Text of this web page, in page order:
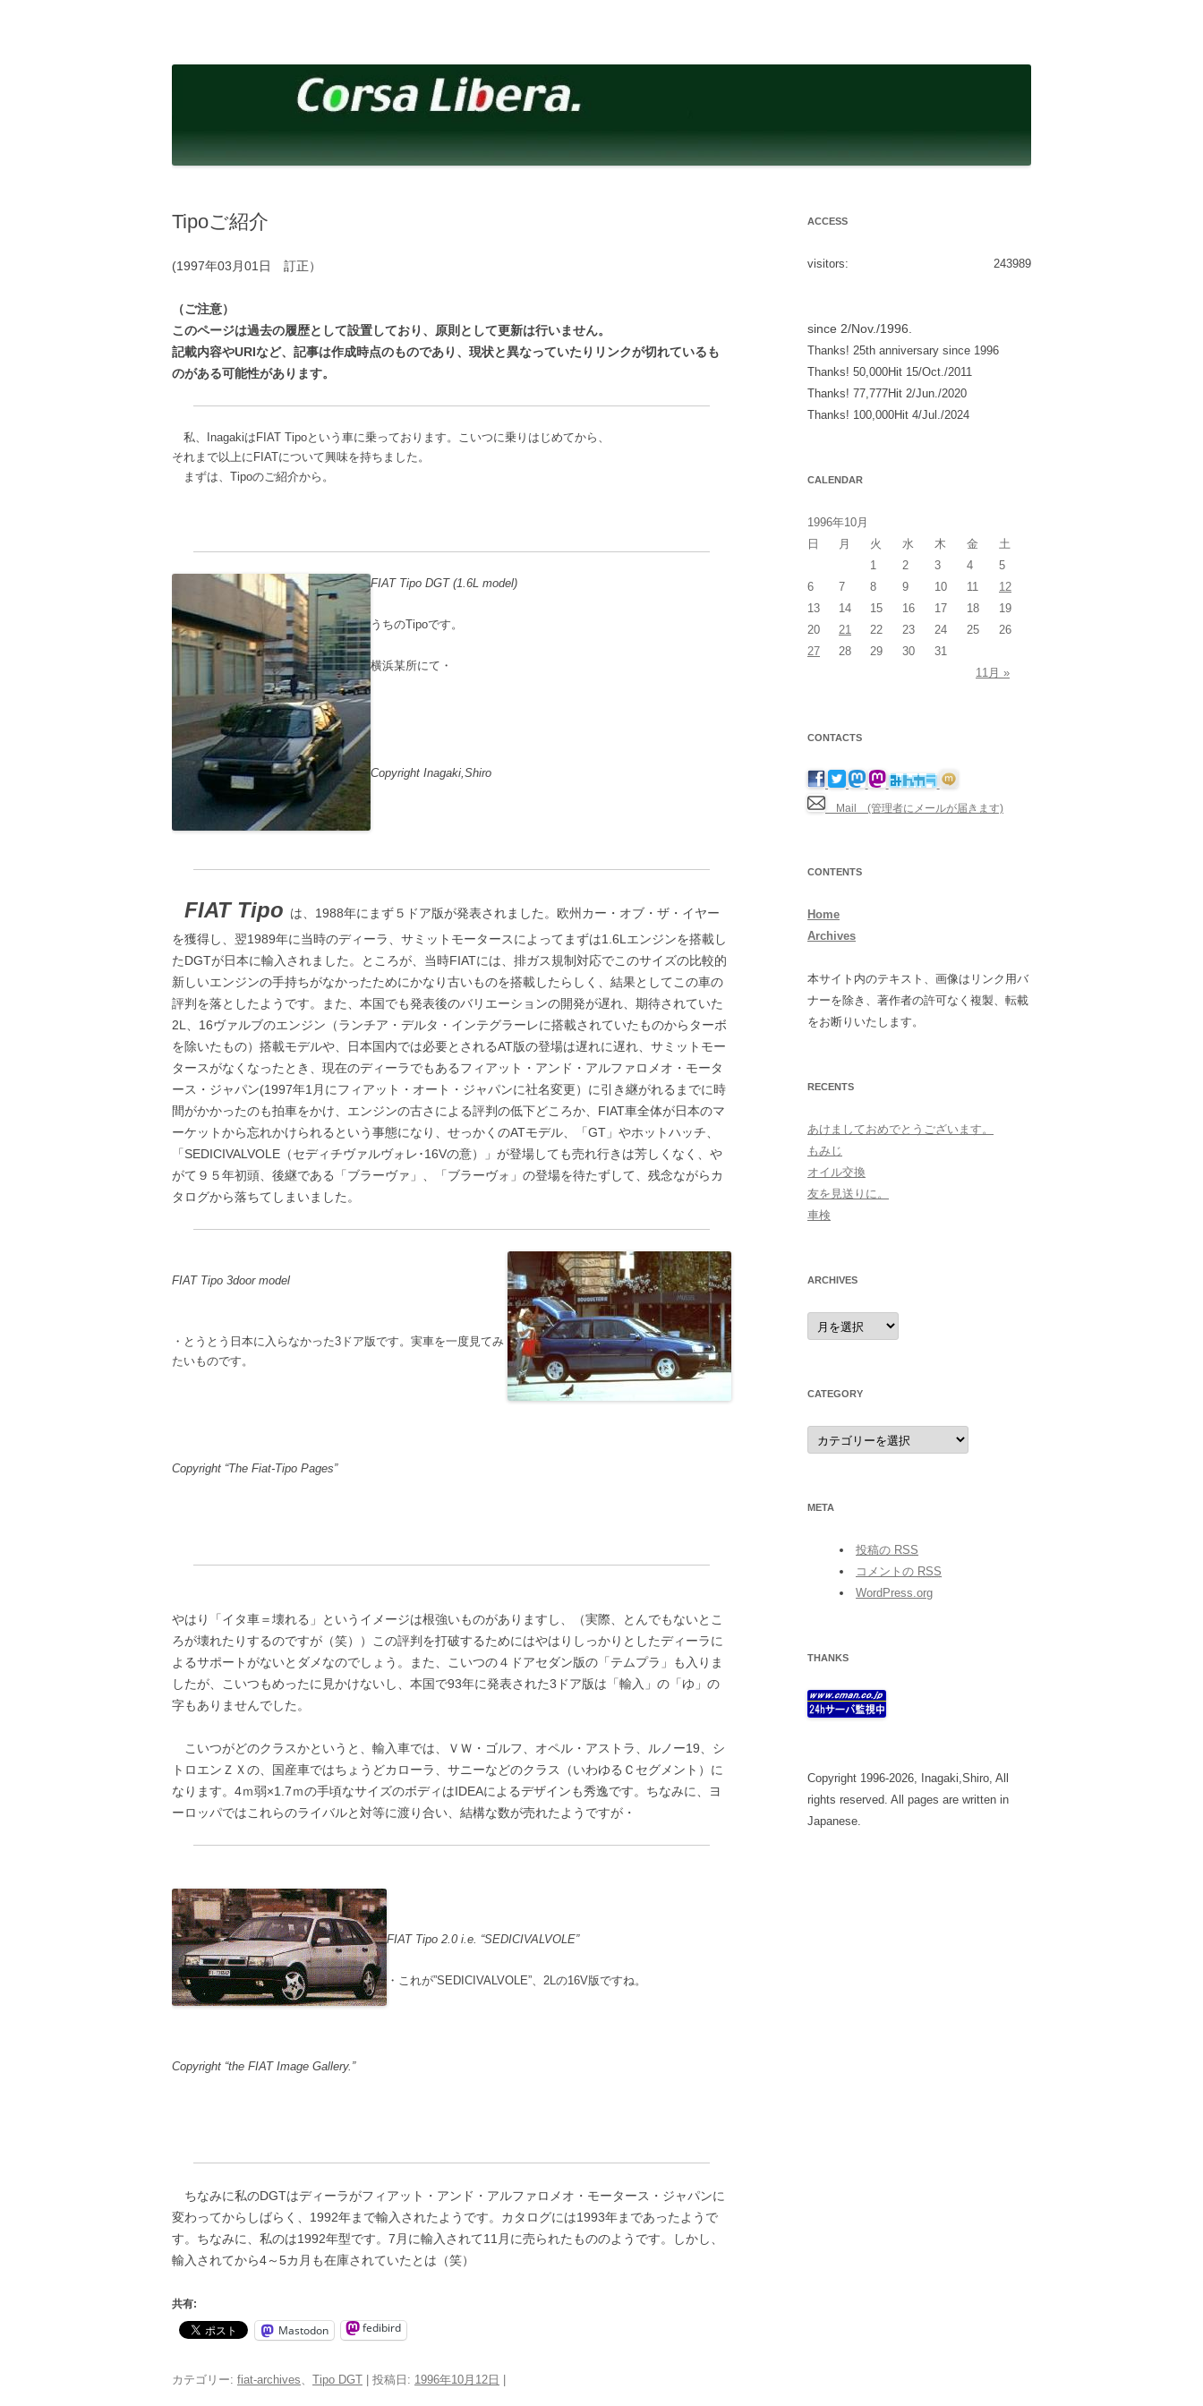
へ
Tipoご紹介
(1997年03月01日 訂正）
（ご注意）
このページは過去の履歴として設置しており、原則として更新は行いません。
記載内容やURIなど、記事は作成時点のものであり、現状と異なっていたりリンクが切れているも
のがある可能性があります。
私、InagakiはFIAT Tipoという車に乗っております。こいつに乗りはじめてから、
それまで以上にFIATについて興味を持ちました。
まずは、Tipoのご紹介から。
FIAT Tipo DGT (1.6L model)
うちのTipoです。
横浜某所にて・
Copyright Inagaki,Shiro
FIAT Tipo は、1988年にまず５ドア版が発表されました。欧州カー・オブ・ザ・イヤー
を獲得し、翌1989年に当時のディーラ、サミットモータースによってまずは1.6Lエンジンを搭載し
たDGTが日本に輸入されました。ところが、当時FIATには、排ガス規制対応でこのサイズの比較的
新しいエンジンの手持ちがなかったためにかなり古いものを搭載したらしく、結果としてこの車の
評判を落としたようです。また、本国でも発表後のバリエーションの開発が遅れ、期待されていた
2L、16ヴァルブのエンジン（ランチア・デルタ・インテグラーレに搭載されていたものからターボ
を除いたもの）搭載モデルや、日本国内では必要とされるAT版の登場は遅れに遅れ、サミットモー
タースがなくなったとき、現在のディーラでもあるフィアット・アンド・アルファロメオ・モータ
ース・ジャパン(1997年1月にフィアット・オート・ジャパンに社名変更）に引き継がれるまでに時
間がかかったのも拍車をかけ、エンジンの古さによる評判の低下どころか、FIAT車全体が日本のマ
ーケットから忘れかけられるという事態になり、せっかくのATモデル、「GT」やホットハッチ、
「SEDICIVALVOLE（セディチヴァルヴォレ･16Vの意）」が登場しても売れ行きは芳しくなく、や
がて９５年初頭、後継である「ブラーヴァ」、「ブラーヴォ」の登場を待たずして、残念ながらカ
タログから落ちてしまいました。
FIAT Tipo 3door model
・とうとう日本に入らなかった3ドア版です。実車を一度見てみ
たいものです。
Copyright “The Fiat-Tipo Pages”
やはり「イタ車＝壊れる」というイメージは根強いものがありますし、（実際、とんでもないとこ
ろが壊れたりするのですが（笑））この評判を打破するためにはやはりしっかりとしたディーラに
よるサポートがないとダメなのでしょう。また、こいつの４ドアセダン版の「テムプラ」も入りま
したが、こいつもめったに見かけないし、本国で93年に発表された3ドア版は「輸入」の「ゆ」の
字もありませんでした。
こいつがどのクラスかというと、輸入車では、ＶＷ・ゴルフ、オペル・アストラ、ルノー19、シ
トロエンＺＸの、国産車ではちょうどカローラ、サニーなどのクラス（いわゆるＣセグメント）に
なります。4ｍ弱×1.7ｍの手頃なサイズのボディはIDEAによるデザインも秀逸です。ちなみに、ヨ
ーロッパではこれらのライバルと対等に渡り合い、結構な数が売れたようですが・
FIAT Tipo 2.0 i.e. “SEDICIVALVOLE”
・これが”SEDICIVALVOLE”、2Lの16V版ですね。
Copyright “the FIAT Image Gallery.”
ちなみに私のDGTはディーラがフィアット・アンド・アルファロメオ・モータース・ジャパンに
変わってからしばらく、1992年まで輸入されたようです。カタログには1993年まであったようで
す。ちなみに、私のは1992年型です。7月に輸入されて11月に売られたもののようです。しかし、
輸入されてから4～5カ月も在庫されていたとは（笑）
共有:
Mastodon fedibird
カテゴリー: fiat-archives Tipo DGT | 投稿日: 1996年10月12日 |
ACCESS
243989
visitors:
since 2/Nov./1996.
Thanks! 25th anniversary since 1996
Thanks! 50,000Hit 15/Oct./2011
Thanks! 77,777Hit 2/Jun./2020
Thanks! 100,000Hit 4/Jul./2024
CALENDAR
1996年10月
日
月 火 水 木 金
土
1
2 3 4
5
6
7 8 9 10 11
12
13
14 15 16 17 18
19
20
21 22 23 24 25
26
27
28 29 30
31
11月 »
CONTACTS
Mail (管理者にメールが届きます)
CONTENTS
Home
Archives
本サイト内のテキスト、画像はリンク用バ
ナーを除き、著作者の許可なく複製、転載
をお断りいたします。
RECENTS
あけましておめでとうございます。
もみじ
オイル交換
友を見送りに。
車検
ARCHIVES
archives
CATEGORY
category
META
投稿の RSS
コメントの RSS
WordPress.org
THANKS
Copyright 1996-2026, Inagaki,Shiro, All
rights reserved. All pages are written in
Japanese.